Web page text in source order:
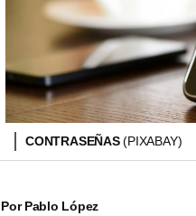
CONTRASEÑAS(PIXABAY)
PorPablo López